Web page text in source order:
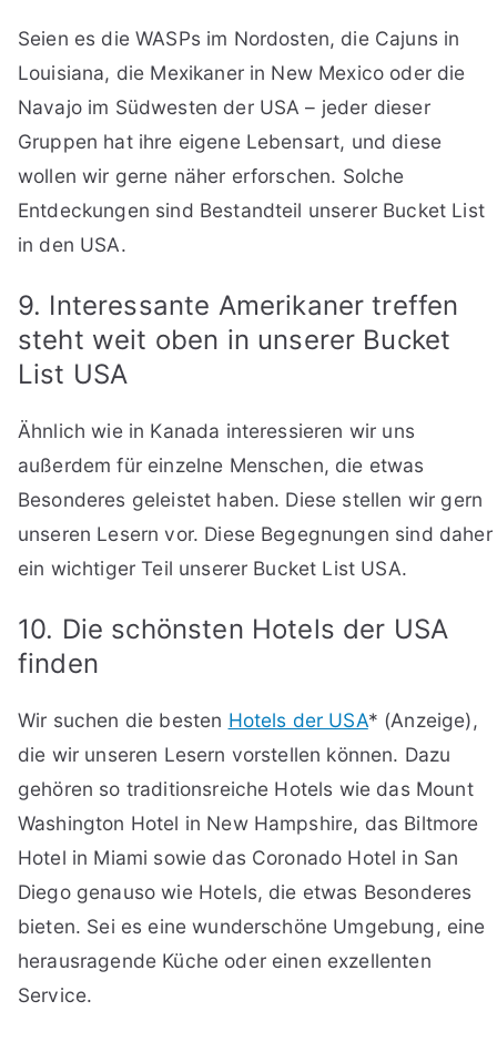
Seien es die WASPs im Nordosten, die Cajuns in
Louisiana, die Mexikaner in New Mexico oder die
Navajo im Südwesten der USA – jeder dieser
Gruppen hat ihre eigene Lebensart, und diese
wollen wir gerne näher erforschen. Solche
Entdeckungen sind Bestandteil unserer Bucket List
in den USA.
9. Interessante Amerikaner treffen
steht weit oben in unserer Bucket
List USA
Ähnlich wie in Kanada interessieren wir uns
außerdem für einzelne Menschen, die etwas
Besonderes geleistet haben. Diese stellen wir gern
unseren Lesern vor. Diese Begegnungen sind daher
ein wichtiger Teil unserer Bucket List USA.
10. Die schönsten Hotels der USA
finden
Wir suchen die besten Hotels der USA* (Anzeige),
die wir unseren Lesern vorstellen können. Dazu
gehören so traditionsreiche Hotels wie das Mount
Washington Hotel in New Hampshire, das Biltmore
Hotel in Miami sowie das Coronado Hotel in San
Diego genauso wie Hotels, die etwas Besonderes
bieten. Sei es eine wunderschöne Umgebung, eine
herausragende Küche oder einen exzellenten
Service.